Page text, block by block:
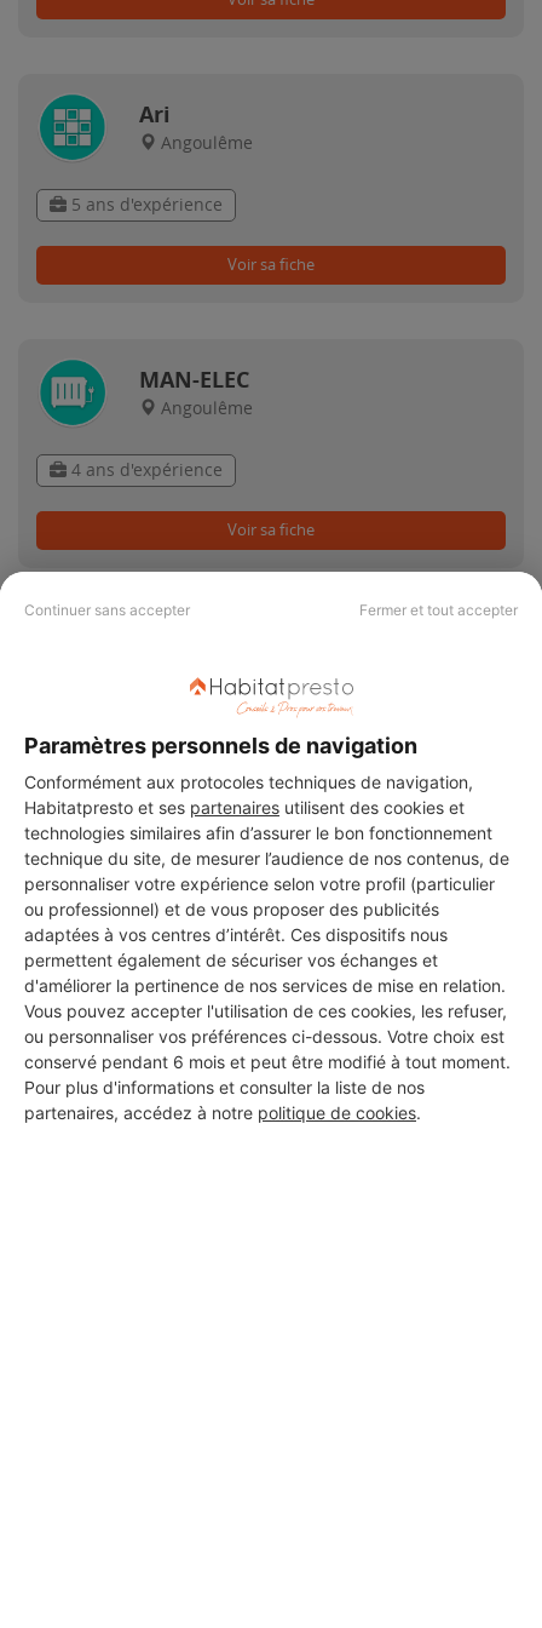
Continuer sans accepter Fermer et tout accepter
Paramètres personnels de navigation
Conformément aux protocoles techniques de navigation,
Habitatpresto et ses partenaires utilisent des cookies et
technologies similaires afin d’assurer le bon fonctionnement
technique du site, de mesurer l’audience de nos contenus, de
personnaliser votre expérience selon votre profil (particulier
ou professionnel) et de vous proposer des publicités
adaptées à vos centres d’intérêt. Ces dispositifs nous
permettent également de sécuriser vos échanges et
d'améliorer la pertinence de nos services de mise en relation.
Vous pouvez accepter l'utilisation de ces cookies, les refuser,
ou personnaliser vos préférences ci-dessous. Votre choix est
conservé pendant 6 mois et peut être modifié à tout moment.
Pour plus d'informations et consulter la liste de nos
partenaires, accédez à notre politique de cookies.
Ari
Angoulême
5 ans d'expérience
Voir sa fiche
MAN-ELEC
Angoulême
4 ans d'expérience
Voir sa fiche
PAS LE TEMPS DE
CHERCHER ?
Vous souhaitez réaliser des travaux et ne savez quel professionnel
choisir ? Demandez des devis travauxauprès de notre réseau de 5 000
professionnels partout en France.
DEMANDER UN DEVIS